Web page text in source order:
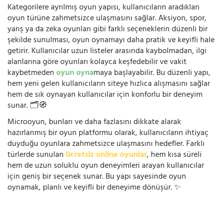
Kategorilere ayrılmış oyun yapısı, kullanıcıların aradıkları
oyun türüne zahmetsizce ulaşmasını sağlar. Aksiyon, spor,
yarış ya da zeka oyunları gibi farklı seçeneklerin düzenli bir
şekilde sunulması, oyun oynamayı daha pratik ve keyifli hale
getirir. Kullanıcılar uzun listeler arasında kaybolmadan, ilgi
alanlarına göre oyunları kolayca keşfedebilir ve vakit
kaybetmedenoyun oynamaya başlayabilir. Bu düzenli yapı,
hem yeni gelen kullanıcıların siteye hızlıca alışmasını sağlar
hem de sık oynayan kullanıcılar için konforlu bir deneyim
sunar. 🗂️🧭
Microoyun, bunları ve daha fazlasını dikkate alarak
hazırlanmış bir oyun platformu olarak, kullanıcıların ihtiyaç
duyduğu oyunlara zahmetsizce ulaşmasını hedefler. Farklı
türlerde sunulan ücretsiz online oyunlar, hem kısa süreli
hem de uzun soluklu oyun deneyimleri arayan kullanıcılar
için geniş bir seçenek sunar. Bu yapı sayesinde oyun
oynamak, planlı ve keyifli bir deneyime dönüşür. ✨